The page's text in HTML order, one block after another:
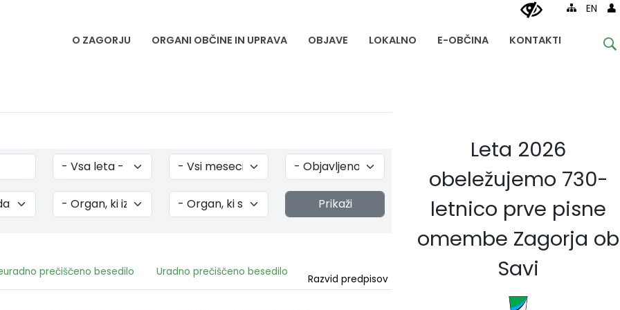
EN
O ZAGORJU ORGANI OBČINE IN UPRAVA OBJAVE LOKALNO E-OBČINA KONTAKTI
Prikaži
prečiščeno besedilo Uradno prečiščeno besedilo
Razvid predpisov
Leta 2026
obeležujemo 730-
letnico prve pisne
omembe Zagorja ob
Savi